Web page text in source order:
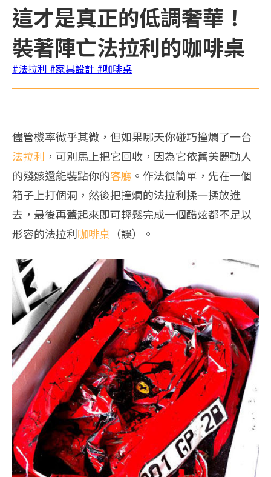
這才是真正的低調奢華！
裝著陣亡法拉利的咖啡桌
#法拉利 #家具設計 #咖啡桌
儘管機率微乎其微，但如果哪天你碰巧撞爛了一台
法拉利 ，可別馬上把它回收，因為它依舊美麗動人
的殘骸還能裝點你的客廳 。作法很簡單，先在一個
箱子上打個洞，然後把撞爛的法拉利揉一揉放進
去，最後再蓋起來即可輕鬆完成一個酷炫都不足以
形容的法拉利咖啡桌 （誤）。